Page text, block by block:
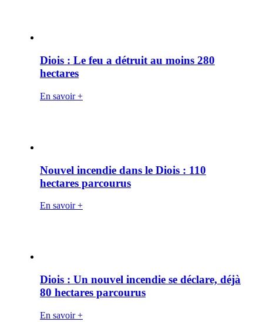
Diois : Le feu a détruit au moins 280
hectares
En savoir +
Nouvel incendie dans le Diois : 110
hectares parcourus
En savoir +
Diois : Un nouvel incendie se déclare, déjà
80 hectares parcourus
En savoir +